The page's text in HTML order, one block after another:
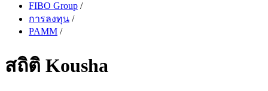
FIBO Group /
การลงทุน /
PAMM /
สถิติ Kousha